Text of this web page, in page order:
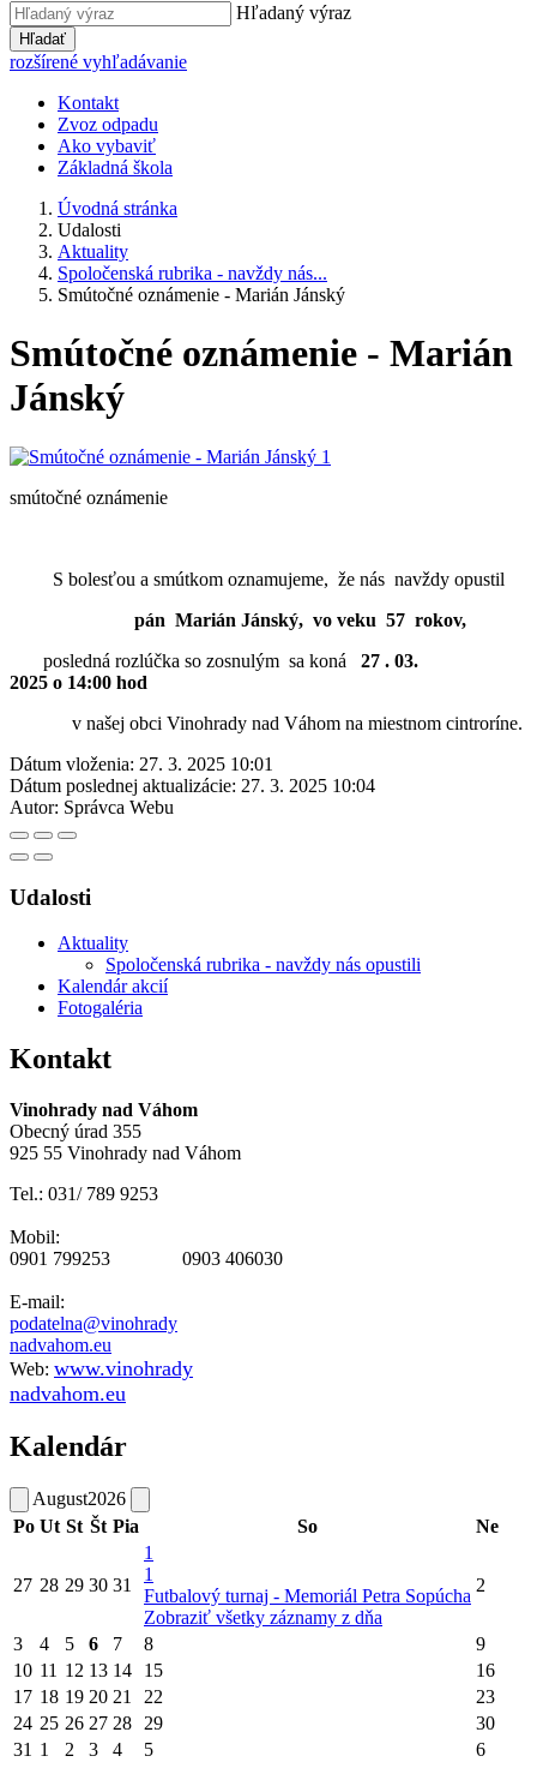
Hľadaný výraz
Hľadať
rozšírené vyhľadávanie
Kontakt
Zvoz odpadu
Ako vybaviť
Základná škola
Úvodná stránka
Udalosti
Aktuality
Spoločenská rubrika - navždy nás...
Smútočné oznámenie - Marián Jánský
Smútočné oznámenie - Marián
Jánský
smútočné oznámenie
S bolesťou a smútkom oznamujeme, že nás navždy opustil
pán Marián Jánský, vo veku 57 rokov,
posledná rozlúčka so zosnulým sa koná 27 . 03.
2025 o 14:00 hod
v našej obci Vinohrady nad Váhom na miestnom cintroríne.
Dátum vloženia: 27. 3. 2025 10:01
Dátum poslednej aktualizácie: 27. 3. 2025 10:04
Autor: Správca Webu
Udalosti
Aktuality
Spoločenská rubrika - navždy nás opustili
Kalendár akcií
Fotogaléria
Kontakt
Vinohrady nad Váhom
Obecný úrad 355
925 55 Vinohrady nad Váhom
Tel.: 031/ 789 9253
Mobil:
0901 799253 0903 406030
E-mail:
podatelna@vinohrady
nadvahom.eu
Web: www.vinohrady
nadvahom.eu
Kalendár
August2026
Po Ut St Št Pia So Ne
27 28 29 30 31
1
1
Futbalový turnaj - Memoriál Petra Sopúcha
Zobraziť všetky záznamy z dňa
2
3 4 5 6 7 8
9
10 11 12 13 14 15
16
17 18 19 20 21 22
23
24 25 26 27 28 29
30
31 1 2 3 4 5 6